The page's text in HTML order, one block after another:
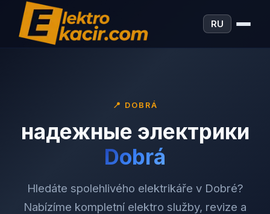
RU
📍 DOBRÁ
надежные электрики
Dobrá
Hledáte spolehlivého elektrikáře v Dobré?
Nabízíme kompletní elektro služby, revize a